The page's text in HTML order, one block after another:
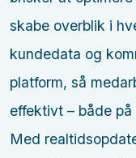
skabe overblik i
kundedata og
platform, så
effektivt – både
Med